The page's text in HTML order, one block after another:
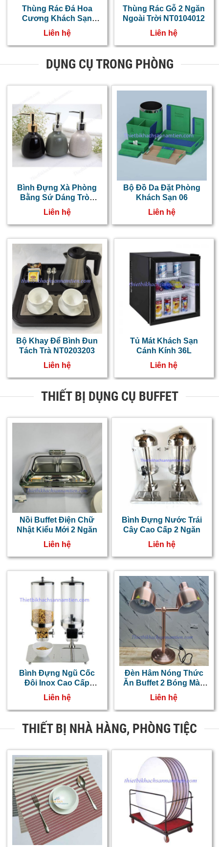
Thùng Rác Đá Hoa
Cương Khách Sạn
NT0102008
Liên hệ
Thùng Rác Gỗ 2 Ngăn
Ngoài Trời NT0104012
Liên hệ
DỤNG CỤ TRONG PHÒNG
Bình Đựng Xà Phòng
Bằng Sứ Dáng Tròn
Bầu NT0218043
Liên hệ
Bộ Đồ Da Đặt Phòng
Khách Sạn 06
Liên hệ
Bộ Khay Để Bình Đun
Tách Trà NT0203203
Liên hệ
Tủ Mát Khách Sạn
Cánh Kính 36L
Liên hệ
THIẾT BỊ DỤNG CỤ BUFFET
Nồi Buffet Điện Chữ
Nhật Kiểu Mới 2 Ngăn
Liên hệ
Bình Đựng Nước Trái
Cây Cao Cấp 2 Ngăn
Liên hệ
Bình Đựng Ngũ Cốc
Đôi Inox Cao Cấp
NT0314013
Liên hệ
Đèn Hâm Nóng Thức
Ăn Buffet 2 Bóng Màu
Đồng NT0303059
Liên hệ
THIẾT BỊ NHÀ HÀNG, PHÒNG TIỆC